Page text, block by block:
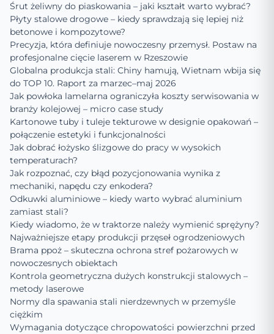
Śrut żeliwny do piaskowania – jaki kształt warto wybrać?
Płyty stalowe drogowe – kiedy sprawdzają się lepiej niż
betonowe i kompozytowe?
Precyzja, która definiuje nowoczesny przemysł. Postaw na
profesjonalne cięcie laserem w Rzeszowie
Globalna produkcja stali: Chiny hamują, Wietnam wbija się
do TOP 10. Raport za marzec–maj 2026
Jak powłoka lamelarna ograniczyła koszty serwisowania w
branży kolejowej – micro case study
Kartonowe tuby i tuleje tekturowe w designie opakowań –
połączenie estetyki i funkcjonalności
Jak dobrać łożysko ślizgowe do pracy w wysokich
temperaturach?
Jak rozpoznać, czy błąd pozycjonowania wynika z
mechaniki, napędu czy enkodera?
Odkuwki aluminiowe – kiedy warto wybrać aluminium
zamiast stali?
Kiedy wiadomo, że w traktorze należy wymienić sprężyny?
Najważniejsze etapy produkcji przęseł ogrodzeniowych
Brama ppoż – skuteczna ochrona stref pożarowych w
nowoczesnych obiektach
Kontrola geometryczna dużych konstrukcji stalowych –
metody laserowe
Normy dla spawania stali nierdzewnych w przemyśle
ciężkim
Wymagania dotyczące chropowatości powierzchni przed